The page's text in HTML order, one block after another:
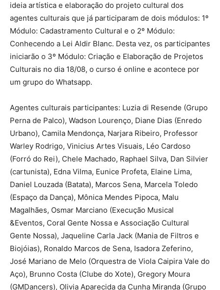
ideia artística e elaboração do projeto cultural dos
agentes culturais que já participaram de dois módulos: 1º
Módulo: Cadastramento Cultural e o 2º Módulo:
Conhecendo a Lei Aldir Blanc. Desta vez, os participantes
iniciarão o 3º Módulo: Criação e Elaboração de Projetos
Culturais no dia 18/08, o curso é online e acontece por
um grupo do Whatsapp.
Agentes culturais participantes: Luzia di Resende (Grupo
Perna de Palco), Wadson Lourenço, Diane Dias (Enredo
Urbano), Camila Mendonça, Narjara Ribeiro, Professor
Warley Rodrigo, Vinicius Artes Visuais, Léo Cardoso
(Forró do Rei), Chele Machado, Raphael Silva, Dan Silvier
(cartunista), Edna Vilma, Eunice Profeta, Elaine Lima,
Daniel Louzada (Batata), Marcos Sena, Marcela Toledo
(Espaço da Dança), Mônica Mendes Pipoca, Malu
Magalhães, Osmar Marciano (Execução Musical
&Eventos, Coral Gente Nossa e Associação Cultural
Gente Nossa), Jaqueline Carla Jack (Mania de Filtros e
Biojóias), Ronaldo Marcos de Sena, Isadora Zeferino,
José Mariano de Melo (Orquestra de Viola Caipira Vale do
Aço), Brunno Costa (Clube do Xote), Gregory Moura
(GMDancers), Olivia Aparecida da Cunha Miranda (Grupo